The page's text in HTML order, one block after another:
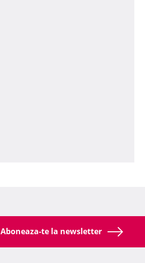
Aboneaza-te la newsletter